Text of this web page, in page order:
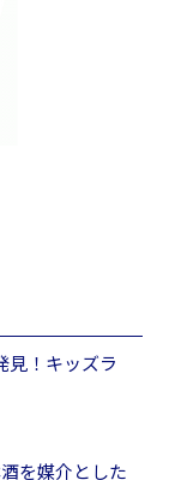
見！キッズラ
を媒介とした